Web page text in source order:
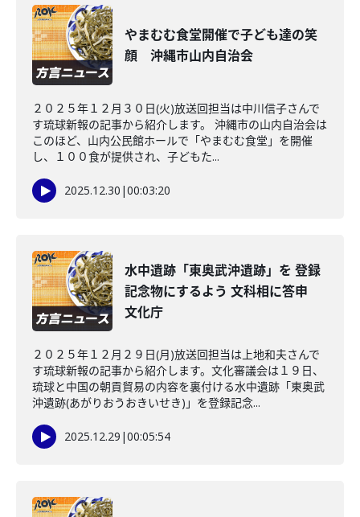
やまむむ食堂開催で子ども達の笑
顔 沖縄市山内自治会
２０２５年１２月３０日(火)放送回担当は中川信子さんで
す琉球新報の記事から紹介します。 沖縄市の山内自治会は
このほど、山内公民館ホールで「やまむむ食堂」を開催
し、１００食が提供され、子どもた...
2025.12.30 |00:03:20
水中遺跡「東奥武沖遺跡」を 登録
記念物にするよう 文科相に答申
文化庁
２０２５年１２月２９日(月)放送回担当は上地和夫さんで
す琉球新報の記事から紹介します。文化審議会は１９日、
琉球と中国の朝貢貿易の内容を裏付ける水中遺跡「東奥武
沖遺跡(あがりおうおきいせき)」を登録記念...
2025.12.29 |00:05:54